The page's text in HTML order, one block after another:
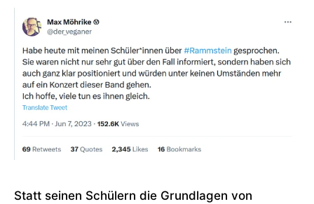
Statt seinen Schülern die Grundlagen von